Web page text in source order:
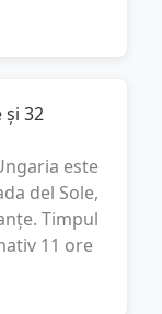
și 32
este
del Sole,
Timpul
11 ore